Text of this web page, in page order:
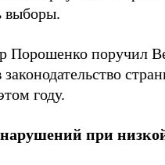
выборы.
Порошенко поручил
законодательство
году.
при